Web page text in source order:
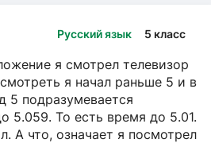
Русский язык 5 класс
я смотрел телевизор
я начал раньше 5 и в
5 подразумевается
5.059. То есть время до 5.01.
А что, означает я посмотрел